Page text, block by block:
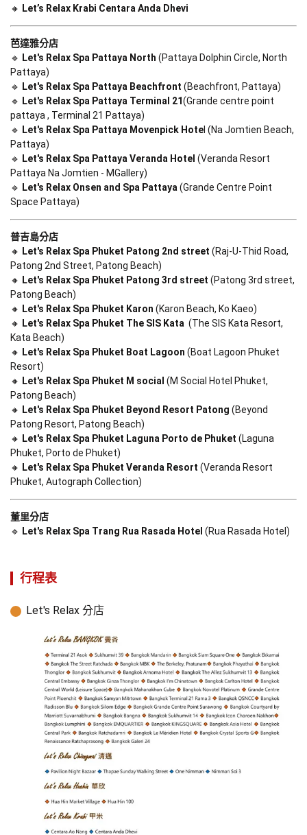
🔸 Let’s Relax Krabi Centara Anda Dhevi
芭達雅分店
🔹 Let's Relax Spa Pattaya North (Pattaya Dolphin Circle, North
Pattaya)
🔹 Let's Relax Spa Pattaya Beachfront (Beachfront, Pattaya)
🔹 Let's Relax Spa Pattaya Terminal 21(Grande centre point
pattaya , Terminal 21 Pattaya)
🔹 Let's Relax Spa Pattaya Movenpick Hote l (Na Jomtien Beach,
Pattaya)
🔹 Let's Relax Spa Pattaya Veranda Hotel (Veranda Resort
Pattaya Na Jomtien - MGallery)
🔹 Let's Relax Onsen and Spa Pattaya (Grande Centre Point
Space Pattaya)
普吉島分店
🔸 Let's Relax Spa Phuket Patong 2nd street (Raj-U-Thid Road,
Patong 2nd Street, Patong Beach)
🔸 Let's Relax Spa Phuket Patong 3rd street (Patong 3rd street,
Patong Beach)
🔸 Let's Relax Spa Phuket Karon (Karon Beach, Ko Kaeo)
🔸 Let's Relax Spa Phuket The SIS Kata (The SIS Kata Resort,
Kata Beach)
🔸 Let's Relax Spa Phuket Boat Lagoon (Boat Lagoon Phuket
Resort)
🔸 Let's Relax Spa Phuket M social (M Social Hotel Phuket,
Patong Beach)
🔸 Let's Relax Spa Phuket Beyond Resort Patong (Beyond
Patong Resort, Patong Beach)
🔸 Let's Relax Spa Phuket Laguna Porto de Phuket (Laguna
Phuket, Porto de Phuket)
🔸 Let's Relax Spa Phuket Veranda Resort (Veranda Resort
Phuket, Autograph Collection)
董里分店
🔹 Let's Relax Spa Trang Rua Rasada Hotel (Rua Rasada Hotel)
行程表
Let's Relax 分店